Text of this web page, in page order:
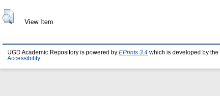
View Item
UGD Academic Repository is powered by EPrints 3.4 which is developed by the
Accessibility